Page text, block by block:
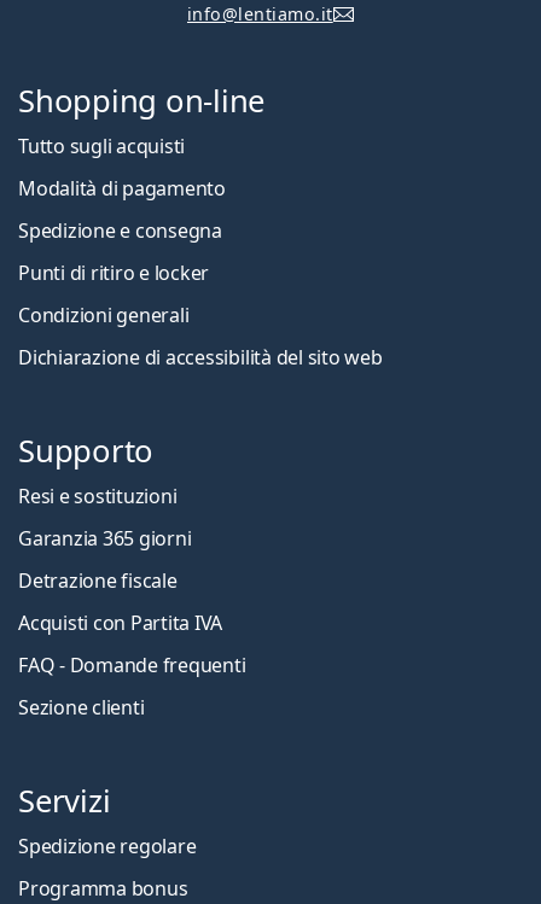
info@lentiamo.it
Shopping on-line
Tutto sugli acquisti
Modalità di pagamento
Spedizione e consegna
Punti di ritiro e locker
Condizioni generali
Dichiarazione di accessibilità del sito web
Supporto
Resi e sostituzioni
Garanzia 365 giorni
Detrazione fiscale
Acquisti con Partita IVA
FAQ - Domande frequenti
Sezione clienti
Servizi
Spedizione regolare
Programma bonus